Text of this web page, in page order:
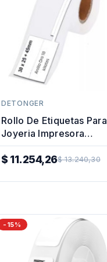
DETONGER
Rollo De Etiquetas Para
Joyeria Impresora
Termica 30x25 45mm
$ 11.254,26
Precio
Regular
$ 13.240,30
-15%